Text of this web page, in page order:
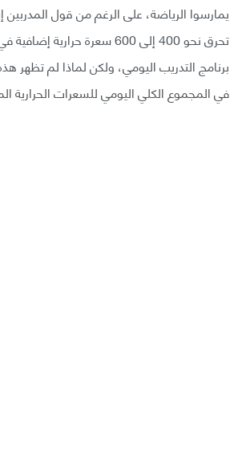
يمارسوا الرياضة، على الرغم من قول المدربين
تحرق نحو 400 إلى 600 سعرة
برنامج التدريب اليومي، ولكن لماذا لم تظهر
في المجموع الكلي اليومي للسعرات الحرارية